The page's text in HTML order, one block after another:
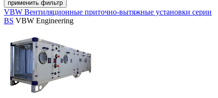
VBW Вентиляционные приточно-вытяжные установки серии
BS VBW Engineering